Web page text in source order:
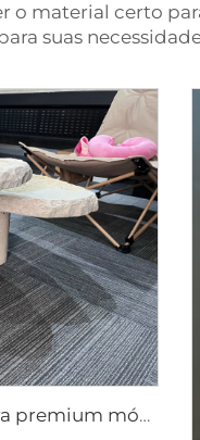
o material certo
suas
Travertino - Mesa em pedra premium móveis em pedra artes em pedra